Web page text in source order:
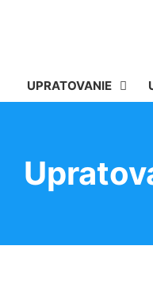
UPRATOVANIE